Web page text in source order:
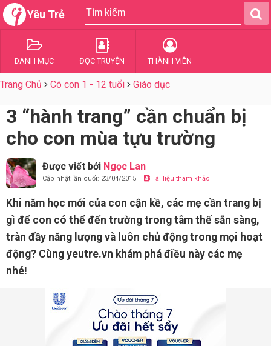
Yêu Trẻ
DANH MỤC ĐỌC TRUYỆN THÀNH VIÊN
Trang Chủ Có con 1 - 12 tuổi Giáo dục
3 “hành trang” cần chuẩn bị
cho con mùa tựu trường
Được viết bởi Ngọc Lan
Cập nhật lần cuối: 23/04/2015 Tài liệu tham khảo
Khi năm học mới của con cận kề, các mẹ cần trang bị
gì để con có thể đến trường trong tâm thế sẵn sàng,
tràn đầy năng lượng và luôn chủ động trong mọi hoạt
động? Cùng yeutre.vn khám phá điều này các mẹ
nhé!